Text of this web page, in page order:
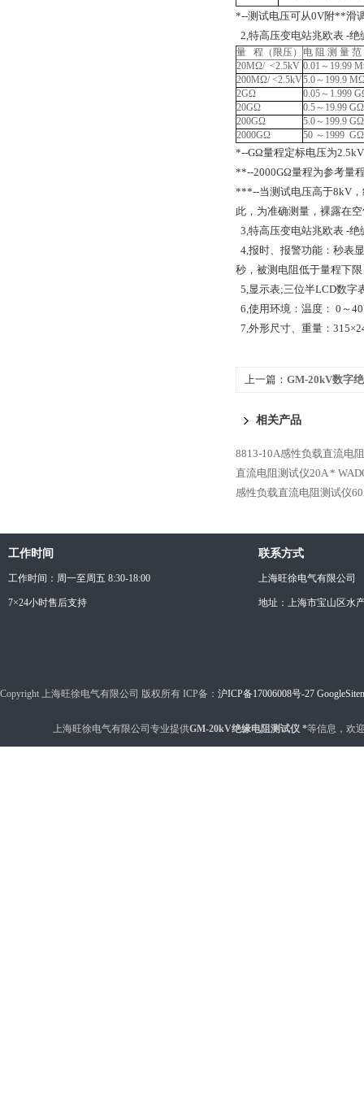
*--测试电压可从0V附**滑
2,特高压变电站兆欧表 -
量 程（限压）
电 阻 测 量 范
20MΩ/ <2.5kV 0.01～19.99
200MΩ/ <2.5kV5.0～199.9
2GΩ
0.05～1.999
20GΩ
0.5～19.99 GΩ
200GΩ
5.0～199.9 GΩ
2000GΩ
50 ～1999 GΩ
*--GΩ量程定标电压为2.5kV
**--2000GΩ量程为参考量
***--当测试电压高于8kV，
此，为准确测量，裸露在
3,特高压变电站兆欧表 -
4,报时、报警功能：秒表
秒，被测电阻低于量程下
5,显示表;三位半LCD数字
6,使用环境：温度： 0～
7,外形尺寸、重量：
上一篇： GM-20kV数字
相关产品
8813-10A感性负载直流电
直流电阻测试仪20A *
感性负载直流电阻测试仪
工作时间
工作时间：周一至周五 8:30-18:00
7×24小时售后支持
联系方式
上海旺徐电气有限公司
地址：上海市宝山区水
Copyright 上海旺徐电气有限公司 版权所有 ICP备： 沪ICP备17006008号-27
上海旺徐电气有限公司专业提供GM-20kV绝缘电阻测试仪 *等信息，欢